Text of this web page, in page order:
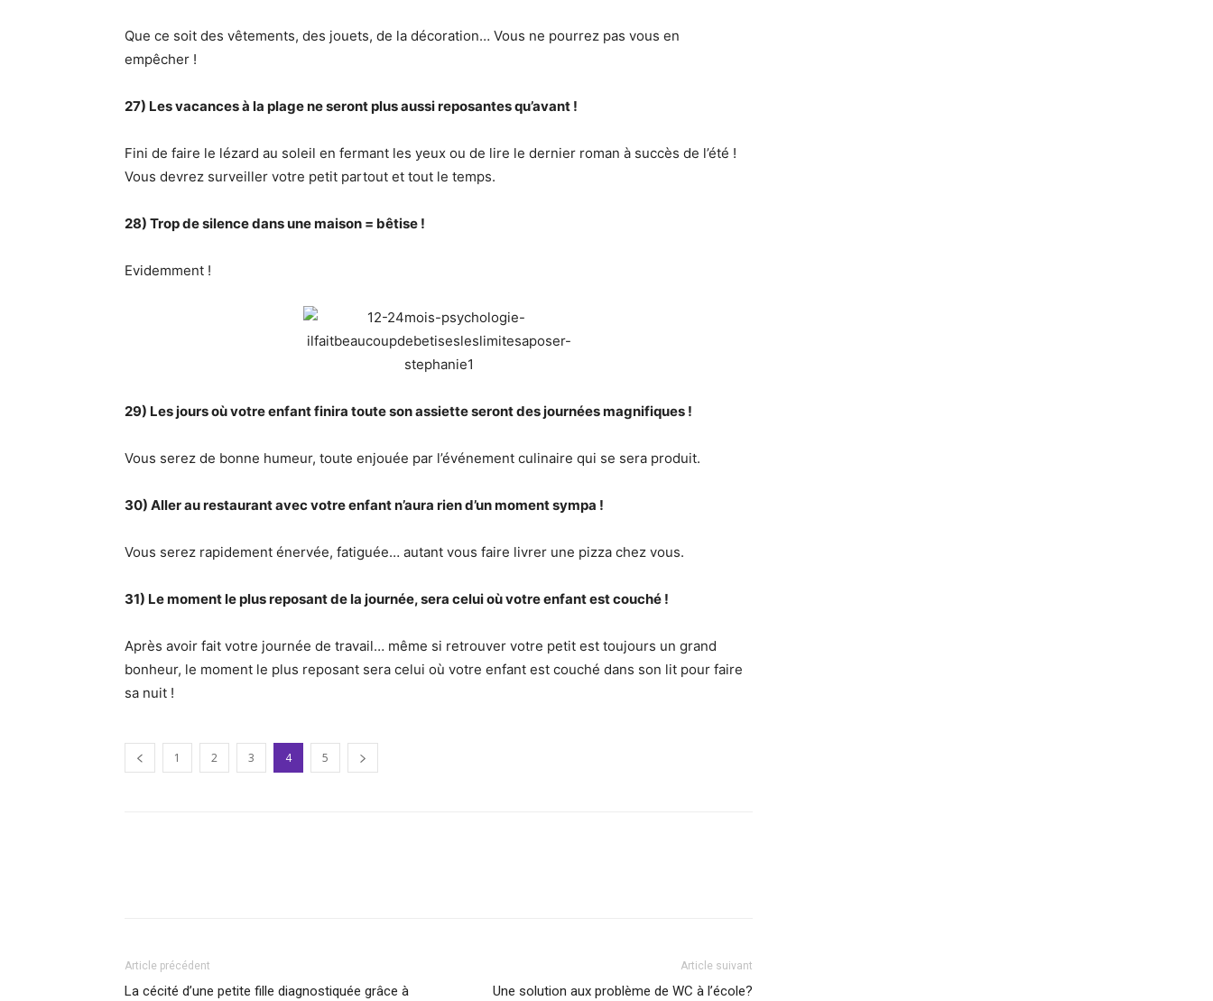
Que ce soit des vêtements, des jouets, de la décoration… Vous ne pourrez pas vous en
empêcher !
27) Les vacances à la plage ne seront plus aussi reposantes qu’avant !
Fini de faire le lézard au soleil en fermant les yeux ou de lire le dernier roman à succès de l’été !
Vous devrez surveiller votre petit partout et tout le temps.
28) Trop de silence dans une maison = bêtise !
Evidemment !
29) Les jours où votre enfant finira toute son assiette seront des journées magnifiques !
Vous serez de bonne humeur, toute enjouée par l’événement culinaire qui se sera produit.
30) Aller au restaurant avec votre enfant n’aura rien d’un moment sympa !
Vous serez rapidement énervée, fatiguée… autant vous faire livrer une pizza chez vous.
31) Le moment le plus reposant de la journée, sera celui où votre enfant est couché !
Après avoir fait votre journée de travail… même si retrouver votre petit est toujours un grand
bonheur, le moment le plus reposant sera celui où votre enfant est couché dans son lit pour faire
sa nuit !
1 2 3 4 5
Article précédent
La cécité d’une petite fille diagnostiquée grâce à
Article suivant
Une solution aux problème de WC à l’école?